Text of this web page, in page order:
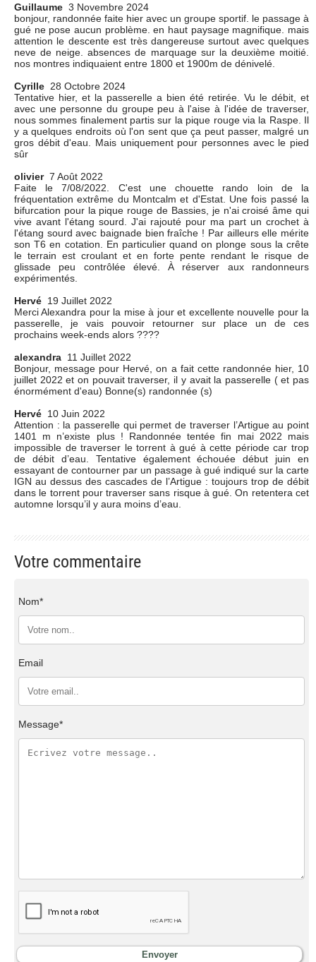
Guillaume 3 Novembre 2024
bonjour, randonnée faite hier avec un groupe sportif. le passage à
gué ne pose aucun problème. en haut paysage magnifique. mais
attention le descente est très dangereuse surtout avec quelques
neve de neige. absences de marquage sur la deuxième moitié.
nos montres indiquaient entre 1800 et 1900m de dénivelé.
Cyrille 28 Octobre 2024
Tentative hier, et la passerelle a bien été retirée. Vu le débit, et
avec une personne du groupe peu à l'aise à l'idée de traverser,
nous sommes finalement partis sur la pique rouge via la Raspe. Il
y a quelques endroits où l'on sent que ça peut passer, malgré un
gros débit d'eau. Mais uniquement pour personnes avec le pied
sûr
olivier 7 Août 2022
Faite le 7/08/2022. C'est une chouette rando loin de la
fréquentation extrême du Montcalm et d'Estat. Une fois passé la
bifurcation pour la pique rouge de Bassies, je n'ai croisé âme qui
vive avant l'étang sourd. J'ai rajouté pour ma part un crochet à
l'étang sourd avec baignade bien fraîche ! Par ailleurs elle mérite
son T6 en cotation. En particulier quand on plonge sous la crête
le terrain est croulant et en forte pente rendant le risque de
glissade peu contrôlée élevé. À réserver aux randonneurs
expérimentés.
Hervé 19 Juillet 2022
Merci Alexandra pour la mise à jour et excellente nouvelle pour la
passerelle, je vais pouvoir retourner sur place un de ces
prochains week-ends alors ????
alexandra 11 Juillet 2022
Bonjour, message pour Hervé, on a fait cette randonnée hier, 10
juillet 2022 et on pouvait traverser, il y avait la passerelle ( et pas
énormément d'eau) Bonne(s) randonnée (s)
Hervé 10 Juin 2022
Attention : la passerelle qui permet de traverser l’Artigue au point
1401 m n’existe plus ! Randonnée tentée fin mai 2022 mais
impossible de traverser le torrent à gué à cette période car trop
de débit d’eau. Tentative également échouée début juin en
essayant de contourner par un passage à gué indiqué sur la carte
IGN au dessus des cascades de l’Artigue : toujours trop de débit
dans le torrent pour traverser sans risque à gué. On retentera cet
automne lorsqu’il y aura moins d’eau.
Votre commentaire
Nom*
Email
Message*